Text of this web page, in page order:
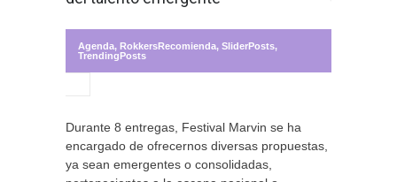
Agenda, RokkersRecomienda, SliderPosts,
TrendingPosts
Durante 8 entregas, Festival Marvin se ha
encargado de ofrecernos diversas propuestas,
ya sean emergentes o consolidadas,